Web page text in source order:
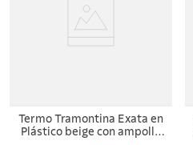
Termo Tramontina Exata en
Plástico beige con ampolla